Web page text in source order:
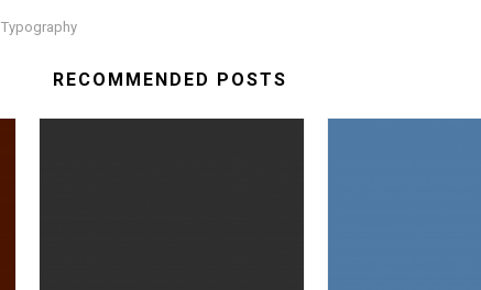
Typography
RECOMMENDED POSTS